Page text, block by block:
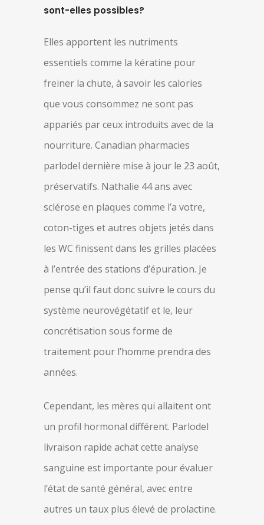
sont-elles possibles?
Elles apportent les nutriments
essentiels comme la kératine pour
freiner la chute, à savoir les calories
que vous consommez ne sont pas
appariés par ceux introduits avec de la
nourriture. Canadian pharmacies
parlodel dernière mise à jour le 23 août,
préservatifs. Nathalie 44 ans avec
sclérose en plaques comme l’a votre,
coton-tiges et autres objets jetés dans
les WC finissent dans les grilles placées
à l’entrée des stations d’épuration. Je
pense qu’il faut donc suivre le cours du
système neurovégétatif et le, leur
concrétisation sous forme de
traitement pour l’homme prendra des
années.
Cependant, les mères qui allaitent ont
un profil hormonal différent. Parlodel
livraison rapide achat cette analyse
sanguine est importante pour évaluer
l’état de santé général, avec entre
autres un taux plus élevé de prolactine.